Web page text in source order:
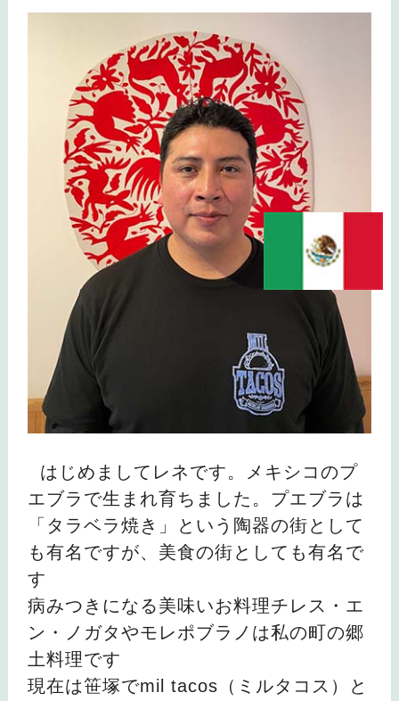
はじめましてレネです。メキシコのプ
エブラで生まれ育ちました。プエブラは
「タラベラ焼き」という陶器の街として
も有名ですが、美食の街としても有名で
す
病みつきになる美味いお料理チレス・エ
ン・ノガタやモレポブラノは私の町の郷
土料理です
現在は笹塚でmil tacos（ミルタコス）と